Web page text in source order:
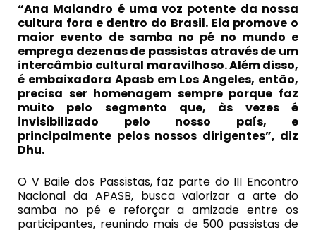
“Ana Malandro é uma voz potente da nossa
cultura fora e dentro do Brasil. Ela promove o
maior evento de samba no pé no mundo e
emprega dezenas de passistas através de um
intercâmbio cultural maravilhoso. Além disso,
é embaixadora Apasb em Los Angeles, então,
precisa ser homenagem sempre porque faz
muito pelo segmento que, às vezes é
invisibilizado pelo nosso país, e
principalmente pelos nossos dirigentes”, diz
Dhu.
O V Baile dos Passistas, faz parte do III Encontro
Nacional da APASB, busca valorizar a arte do
samba no pé e reforçar a amizade entre os
participantes, reunindo mais de 500 passistas de